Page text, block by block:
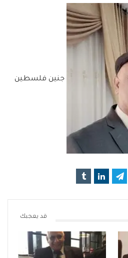
جنين فلسطين
قد يعجبك